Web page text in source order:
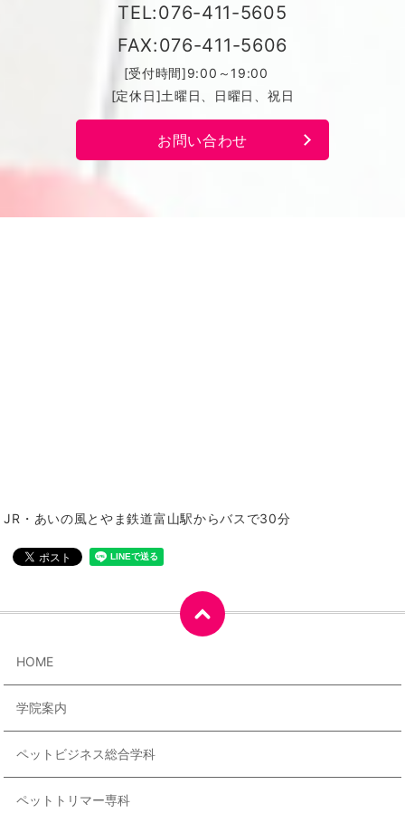
TEL:076-411-5605
FAX:076-411-5606
[受付時間]9:00～19:00
[定休日]土曜日、日曜日、祝日
お問い合わせ
JR・あいの風とやま鉄道富山駅からバスで30分
HOME
学院案内
ペットビジネス総合学科
ペットトリマー専科